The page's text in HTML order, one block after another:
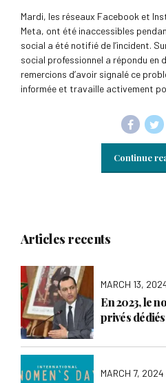
Mardi, les réseaux Facebook et
Meta, ont été inaccessibles
social a été notifié de l’incident.
social professionnel a répondu en
remercions d’avoir signalé ce
informée et travaille activement
Continue
Articles recents
MARCH 13,
En 2023, le
privés
MARCH 7, 2024